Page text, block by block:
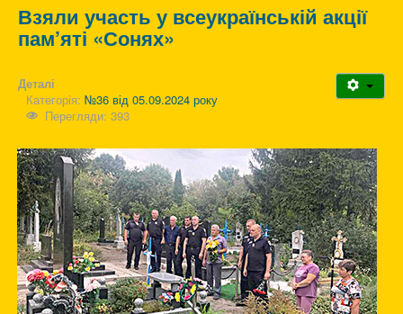
Взяли участь у всеукраїнській акції
пам’яті «Сонях»
Деталі
Категорія: №36 від 05.09.2024 року
Перегляди: 393